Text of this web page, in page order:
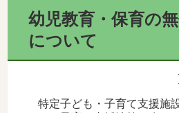
幼児教育・保育の
について
特定子ども・子育て支援施